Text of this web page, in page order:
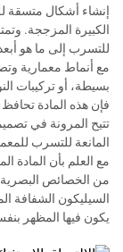
إنشاء أشكال متسقة
الكبيرة المزججة.
للتسرب إلى ما هو
مع أنماط معمارية
بسيطة، أو تركيبات
فإن هذه المادة
تتيح المرونة في
المانعة للتسرب
مع العلم بأن المادة
من الخصائص البصرية
السيليكون الشفافة
يكون فيها المظهر